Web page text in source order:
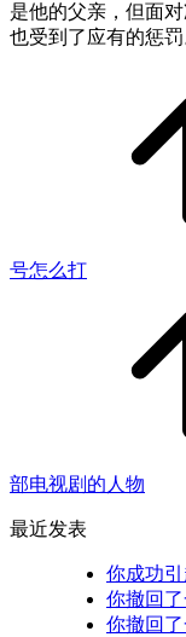
是他的父亲，但面
也受到了应有的惩罚
号怎么打
部电视剧的人物
最近发表
你成功
你撤回
你撤回